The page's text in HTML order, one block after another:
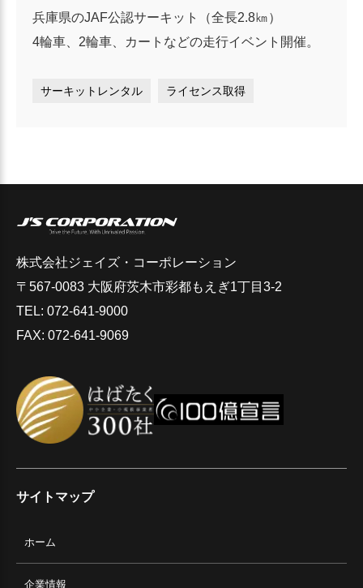
兵庫県のJAF公認サーキット（全長2.8㎞）
4輪車、2輪車、カートなどの走行イベント開催。
サーキットレンタル ライセンス取得
株式会社ジェイズ・コーポレーション
〒567-0083 大阪府茨木市彩都もえぎ1丁目3-2
TEL: 072-641-9000
FAX: 072-641-9069
サイトマップ
ホーム
企業情報